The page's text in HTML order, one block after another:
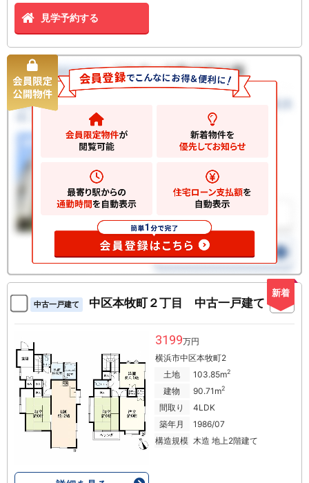
見学予約する
新着
中古一戸建て 中区本牧町２丁目 中古一戸建て
3199万円
横浜市中区本牧町2
土地
103.85m2
建物 90.71m2
間取り
4LDK
築年月
1986/07
構造規模 木造 地上2階建て